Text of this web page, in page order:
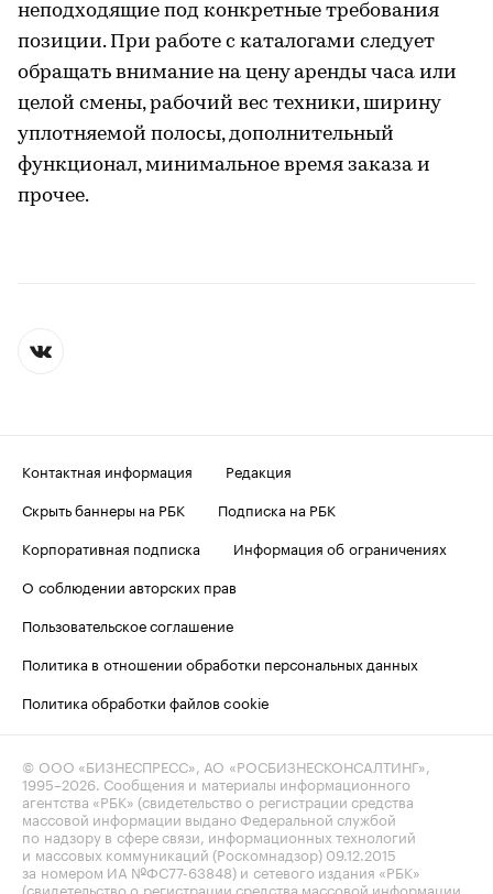
неподходящие под конкретные требования
позиции. При работе с каталогами следует
обращать внимание на цену аренды часа или
целой смены, рабочий вес техники, ширину
уплотняемой полосы, дополнительный
функционал, минимальное время заказа и
прочее.
Контактная информация
Редакция
Скрыть баннеры на РБК
Подписка на РБК
Корпоративная подписка
Информация об ограничениях
О соблюдении авторских прав
Пользовательское соглашение
Политика в отношении обработки персональных данных
Политика обработки файлов cookie
© ООО «БИЗНЕСПРЕСС», АО «РОСБИЗНЕСКОНСАЛТИНГ»,
1995–2026. Сообщения и материалы информационного
агентства «РБК» (свидетельство о регистрации средства
массовой информации выдано Федеральной службой
по надзору в сфере связи, информационных технологий
и массовых коммуникаций (Роскомнадзор) 09.12.2015
за номером ИА №ФС77-63848) и сетевого издания «РБК»
(свидетельство о регистрации средства массовой информации